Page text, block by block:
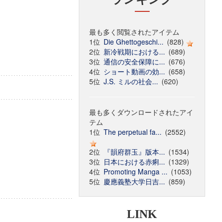
最も多く閲覧されたアイテム
1位 Die Ghettogeschi... (828)
2位 新冷戦期における... (689)
3位 通信の安全保障に... (676)
4位 ショート動画の効... (658)
5位 J.S. ミルの社会... (620)
最も多くダウンロードされたアイ
テム
1位 The perpetual fa... (2552)
2位
『韻府群玉』版本... (1534)
3位 日本における赤痢... (1329)
4位 Promoting Manga ... (1053)
5位 慶應義塾大学日吉... (859)
LINK